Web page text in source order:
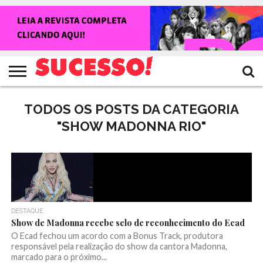
NOTÍCIAS
SHOWS
ENTREVISTAS
CLIQUES
RANKING
CROWLEY
TV
SUCESSO!
REVISTA
SUCESSO!
TODOS OS POSTS DA CATEGORIA
"SHOW MADONNA RIO"
DESTAQUE
Show de Madonna recebe selo de reconhecimento do Ecad
O Ecad fechou um acordo com a Bonus Track, produtora
responsável pela realização do show da cantora Madonna,
marcado para o próximo...